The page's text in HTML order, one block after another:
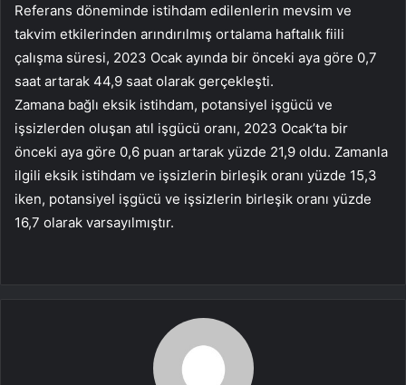
Referans döneminde istihdam edilenlerin mevsim ve
takvim etkilerinden arındırılmış ortalama haftalık fiili
çalışma süresi, 2023 Ocak ayında bir önceki aya göre 0,7
saat artarak 44,9 saat olarak gerçekleşti.
Zamana bağlı eksik istihdam, potansiyel işgücü ve
işsizlerden oluşan atıl işgücü oranı, 2023 Ocak’ta bir
önceki aya göre 0,6 puan artarak yüzde 21,9 oldu. Zamanla
ilgili eksik istihdam ve işsizlerin birleşik oranı yüzde 15,3
iken, potansiyel işgücü ve işsizlerin birleşik oranı yüzde
16,7 olarak varsayılmıştır.